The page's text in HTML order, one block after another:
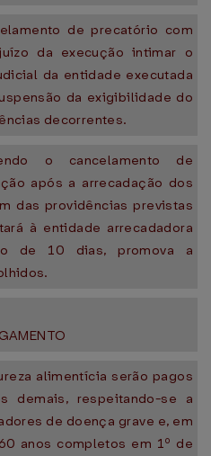
de precatório com
da execução intimar o
da entidade executada
da exigibilidade do
decorrentes.
o cancelamento de
após a arrecadação dos
das providências previstas
à entidade arrecadadora
de 10 dias, promova a
alimentícia serão pagos
demais, respeitando-se a
de doença grave e, em
anos completos em 1º de